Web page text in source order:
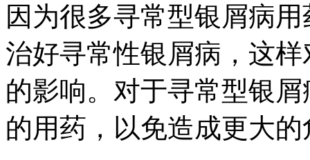
因为很多寻常型银屑病
治好寻常性银屑病，这
的影响。对于寻常型银
的用药，以免造成更大的